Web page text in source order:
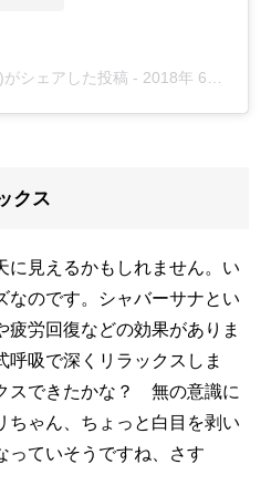
シェアした投稿 - 2018年 6月月5日午前7時03分PDT
クス
に見えるかもしれません。い
なのです。シャバーサナとい
疲労回復などの効果がありま
吸で深くリラックスしま
スできたかな？ 無の意識に
ちゃん、ちょっと白目を剥い
っていそうですね、さす